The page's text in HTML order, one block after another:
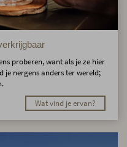
proberen, want als je ze hier
je nergens anders ter wereld;
Wat vind je ervan?